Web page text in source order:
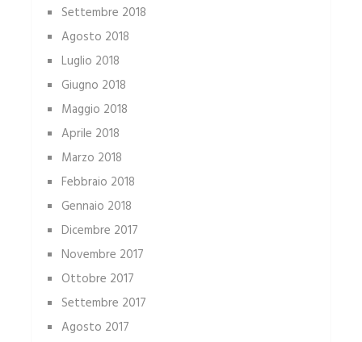
Settembre 2018
Agosto 2018
Luglio 2018
Giugno 2018
Maggio 2018
Aprile 2018
Marzo 2018
Febbraio 2018
Gennaio 2018
Dicembre 2017
Novembre 2017
Ottobre 2017
Settembre 2017
Agosto 2017